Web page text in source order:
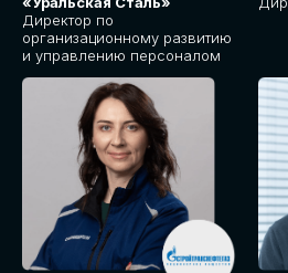
Директор по
организационному развитию
и управлению персоналом
Приглашаем стать спикером
TECH FORUM и поделиться своим
опытом и экспертизой. Будем рады
сотрудничеству!
СТАТЬ
СПИКЕРОМ
IT Solutions for Business